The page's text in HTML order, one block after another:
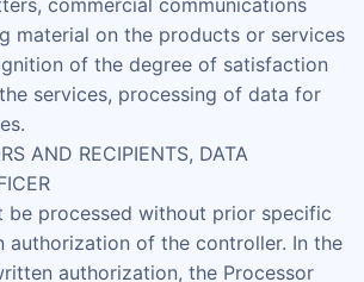
commercial communications
material on the products or services
of the degree of satisfaction
services, processing of data for
AND RECIPIENTS, DATA
be processed without prior specific
authorization of the controller. In the
authorization, the Processor